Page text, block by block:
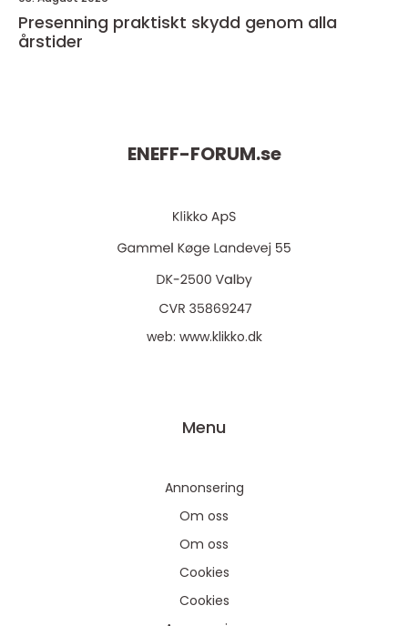
Presenning praktiskt skydd genom alla
årstider
ENEFF-FORUM.se
web: www.klikko.dk
Menu
Annonsering
Om oss
Om oss
Cookies
Cookies